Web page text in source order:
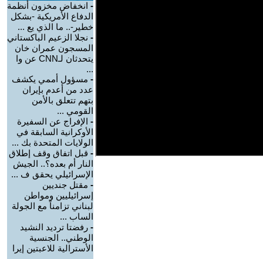
- انخفاض مخزون أنظمة
الدفاع الأمريكية -بشكل
خطير-.. ما الذي يع ...
- نجلا الزعيم الباكستاني
المسجون عمران خان
يتحدثان لـCNN عن وا
...
- مسؤول أممي يكشف
عدد من أعدم بإيران
بتهم تتعلق بالأمن
القومي ...
- الإفراج عن السفيرة
الأوكرانية السابقة في
الولايات المتحدة بك ...
- قبل اتفاق وقف إطلاق
النار أم بعده؟.. الجيش
الإسرائيلي يحقق ف ...
- مقتل جنديين
إسرائيليين ومواطن
لبناني تزامناً مع الجولة
الساب ...
- رفضتا ترديد النشيد
الوطني.. الجنسية
الأسترالية للاعبتين إيرا